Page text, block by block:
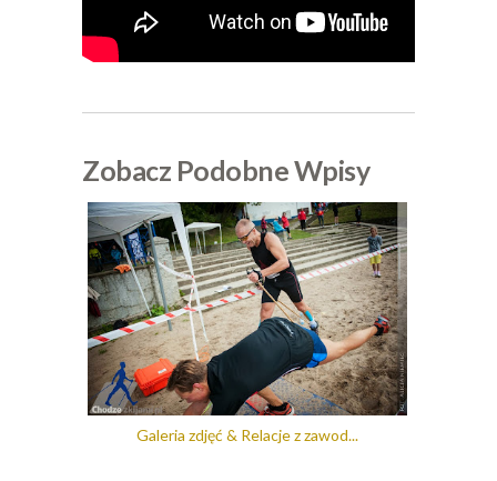
Zobacz Podobne Wpisy
Galeria zdjęć & Relacje z zawod...